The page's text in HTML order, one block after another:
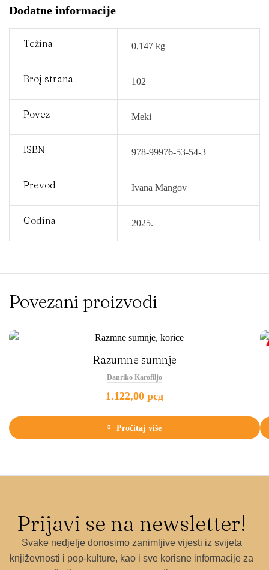
Dodatne informacije
Težina 0,147 kg
Broj strana 102
Povez Meki
ISBN 978-99976-53-54-3
Prevod Ivana Mangov
Godina 2025.
Povezani proizvodi
Razumne sumnje
Đanriko Karofiljo
1.122,00 рсд
Pročitaj više
Prijavi se na newsletter!
Svake nedjelje donosimo zanimljive vijesti iz svijeta
književnosti i pop-kulture, kao i sve korisne informacije za